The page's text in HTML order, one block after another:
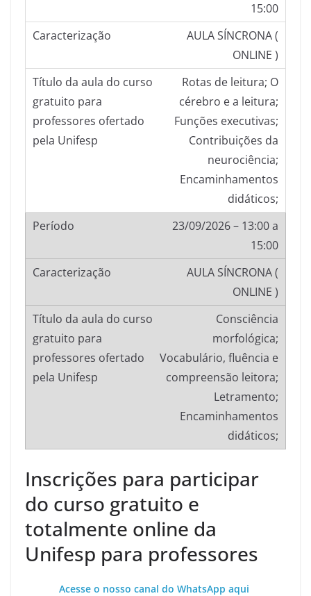
15:00
AULA SÍNCRONA (
ONLINE )
Rotas de leitura; O
cérebro e a leitura;
Funções executivas;
Contribuições da
neurociência;
Encaminhamentos
didáticos;
23/09/2026 – 13:00 a
15:00
AULA SÍNCRONA (
ONLINE )
Consciência
morfológica;
Vocabulário, fluência e
compreensão leitora;
Letramento;
Encaminhamentos
didáticos;
Inscrições para participar
do curso gratuito e
totalmente online da
Unifesp para professores
Acesse o nosso canal do WhatsApp aqui